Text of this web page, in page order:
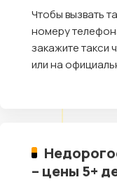
Чтобы вызвать
номеру
закажите такси
или на
– цены 5+